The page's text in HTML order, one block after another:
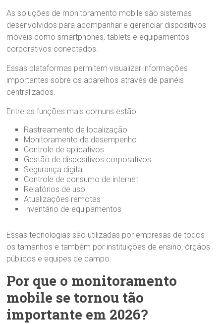
As soluções de monitoramento mobile são sistemas
desenvolvidos para acompanhar e gerenciar dispositivos
móveis como smartphones, tablets e equipamentos
corporativos conectados.
Essas plataformas permitem visualizar informações
importantes sobre os aparelhos através de painéis
centralizados.
Entre as funções mais comuns estão:
Rastreamento de localização
Monitoramento de desempenho
Controle de aplicativos
Gestão de dispositivos corporativos
Segurança digital
Controle de consumo de internet
Relatórios de uso
Atualizações remotas
Inventário de equipamentos
Essas tecnologias são utilizadas por empresas de todos
os tamanhos e também por instituições de ensino, órgãos
públicos e equipes de campo.
Por que o monitoramento
mobile se tornou tão
importante em 2026?